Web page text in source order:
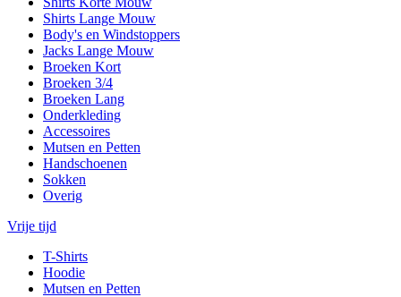
Shirts Lange Mouw
Body's en Windstoppers
Jacks Lange Mouw
Broeken Kort
Broeken 3/4
Broeken Lang
Onderkleding
Accessoires
Mutsen en Petten
Handschoenen
Sokken
Overig
Vrije tijd
T-Shirts
Hoodie
Mutsen en Petten